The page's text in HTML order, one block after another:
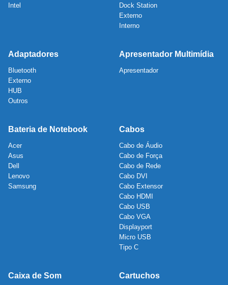
Intel
Dock Station
Externo
Interno
Adaptadores
Bluetooth
Externo
HUB
Outros
Apresentador Multimídia
Apresentador
Bateria de Notebook
Acer
Asus
Dell
Lenovo
Samsung
Cabos
Cabo de Áudio
Cabo de Força
Cabo de Rede
Cabo DVI
Cabo Extensor
Cabo HDMI
Cabo USB
Cabo VGA
Displayport
Micro USB
Tipo C
Caixa de Som Cartuchos